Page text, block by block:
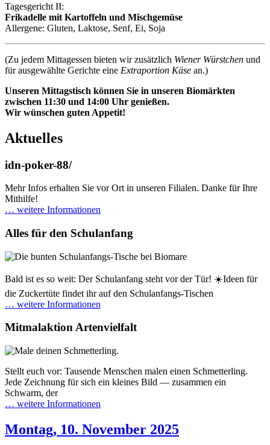
Tagesgericht II:
Frikadelle mit Kartoffeln und Mischgemüse
Allergene: Gluten, Laktose, Senf, Ei, Soja
(Zu jedem Mittagessen bieten wir zusätzlich Wiener Würstchen und
für ausgewählte Gerichte eine Extraportion Käse an.)
Unseren Mittagstisch können Sie in unseren Biomärkten
zwischen 11:30 und 14:00 Uhr genießen.
Wir wünschen guten Appetit!
Aktuelles
idn-poker-88/
Mehr Infos erhalten Sie vor Ort in unseren Filialen. Danke für Ihre
Mithilfe!
… weitere Informationen
Alles für den Schulanfang
Bald ist es so weit: Der Schulanfang steht vor der Tür! ☀️Ideen für
die Zuckertüte findet ihr auf den Schulanfangs-Tischen
… weitere Informationen
Mitmalaktion Artenvielfalt
Stellt euch vor: Tausende Menschen malen einen Schmetterling.
Jede Zeichnung für sich ein kleines Bild — zusammen ein
Schwarm, der
… weitere Informationen
Montag, 10. November 2025